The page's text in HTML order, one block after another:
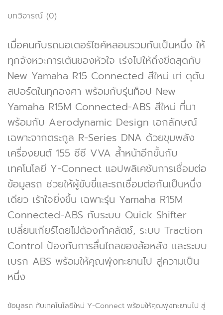
บทวิจารณ์ (0)
เมื่อคนกับรถมอเตอร์ไซค์หลอมรวมกันเป็นหนึ่ง ให้
ทุกจังหวะการเต้นของหัวใจ เร่งไปให้ถึงขีดสุดกับ
New Yamaha R15 Connected สีใหม่ เท่ ดุดัน
สปอร์ตในทุกองศา พร้อมกับรุ่นท็อป New
Yamaha R15M Connected-ABS สีใหม่ ที่มา
พร้อมกับ Aerodynamic Design เอกลักษณ์
เฉพาะจากตระกูล R-Series DNA ด้วยขุมพลัง
เครื่องยนต์ 155 ซีซี VVA ล้ำหน้าอีกขั้นกับ
เทคโนโลยี Y-Connect แอปพลิเคชันการเชื่อมต่อ
ข้อมูลรถ ช่วยให้ผู้ขับขี่และรถเชื่อมต่อกันเป็นหนึ่ง
เดียว เร้าใจยิ่งขึ้น เฉพาะรุ่น Yamaha R15M
Connected-ABS กับระบบ Quick Shifter
เปลี่ยนเกียร์โดยไม่ต้องกำคลัตช์, ระบบ Traction
Control ป้องกันการลื่นไถลของล้อหลัง และระบบ
เบรก ABS พร้อมให้คุณพุ่งทะยานไป สู่ความเป็น
หนึ่ง
ข้อมูลรถ กับเทคโนโลยีใหม่ Y-Connect พร้อมให้คุณพุ่งทะยานไป สู่